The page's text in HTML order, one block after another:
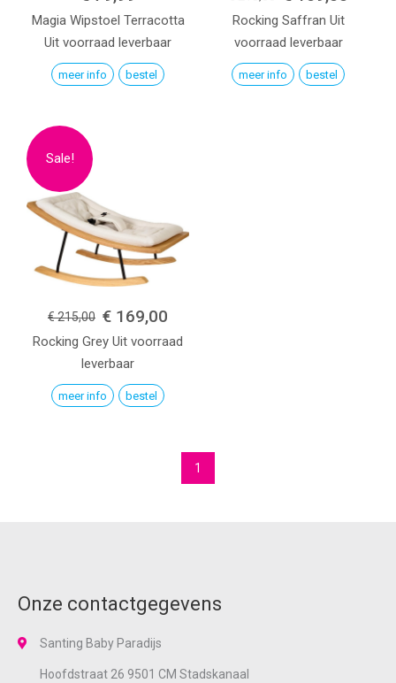
Magia Wipstoel Terracotta
Uit voorraad leverbaar
meer info bestel
Rocking Saffran Uit
voorraad leverbaar
meer info bestel
€ 215,00 € 169,00
Rocking Grey Uit voorraad
leverbaar
meer info bestel
1
Onze contactgegevens
Santing Baby Paradijs
Hoofdstraat 26 9501 CM Stadskanaal